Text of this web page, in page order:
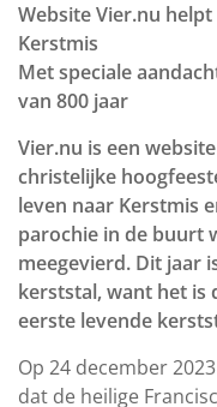
Website Vier.nu
Kerstmis
Met speciale
van 800 jaar
Vier.nu is een
christelijke
leven naar Kerstmis
parochie in de buurt
meegevierd. Dit jaar
kerststal, want het is
eerste levende
Op 24 december
dat de heilige